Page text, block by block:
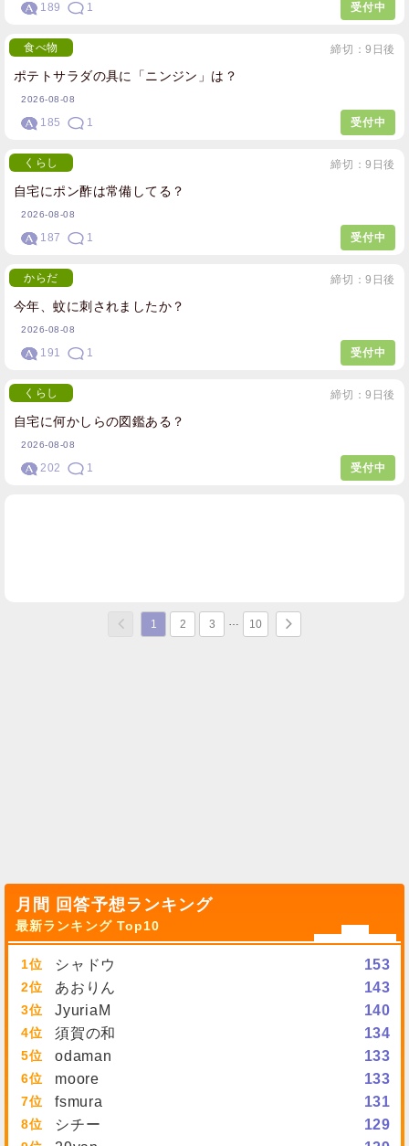
189 1 受付中
ポテトサラダの具に「ニンジン」は？
締切：9日後
食べ物
2026-08-08
185 1 受付中
自宅にポン酢は常備してる？
締切：9日後
くらし
2026-08-08
187 1 受付中
今年、蚊に刺されましたか？
締切：9日後
からだ
2026-08-08
191 1 受付中
自宅に何かしらの図鑑ある？
締切：9日後
くらし
2026-08-08
202 1 受付中
1 2 3 10
月間 回答予想ランキング
最新ランキング Top10
1 シャドウ 153
2 あおりん 143
3 JyuriaM 140
4 須賀の和 134
5 odaman 133
6 moore 133
7 fsmura 131
8 シチー 129